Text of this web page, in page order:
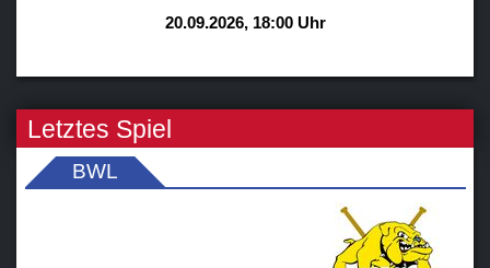
20.09.2026, 18:00 Uhr
Letztes Spiel
BWL